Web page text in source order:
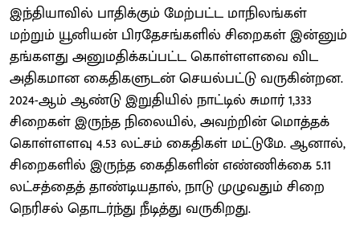
இந்தியாவில் பாதிக்கும் மேற்பட்ட மாநிலங்கள்
மற்றும் யூனியன் பிரதேசங்களில் சிறைகள் இன்னும்
தங்களது அனுமதிக்கப்பட்ட கொள்ளளவை விட
அதிகமான கைதிகளுடன் செயல்பட்டு வருகின்றன.
2024-ஆம் ஆண்டு இறுதியில் நாட்டில் சுமார் 1,333
சிறைகள் இருந்த நிலையில், அவற்றின் மொத்தக்
கொள்ளளவு 4.53 லட்சம் கைதிகள் மட்டுமே. ஆனால்,
சிறைகளில் இருந்த கைதிகளின் எண்ணிக்கை 5.11
லட்சத்தைத் தாண்டியதால், நாடு முழுவதும் சிறை
நெரிசல் தொடர்ந்து நீடித்து வருகிறது.